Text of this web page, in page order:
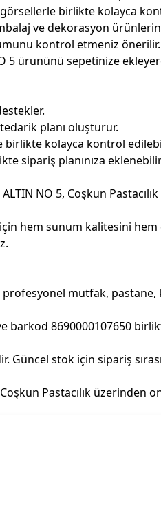
birlikte kolayca
ve dekorasyon
kontrol etmeniz önerilir.
5 ürününü sepetinize
planı oluşturur.
birlikte kolayca kontrol
sipariş planınıza
NO 5, Coşkun
hem sunum kalitesini
mutfak,
barkod 8690000107650
stok için sipariş
Pastacılık üzerinden